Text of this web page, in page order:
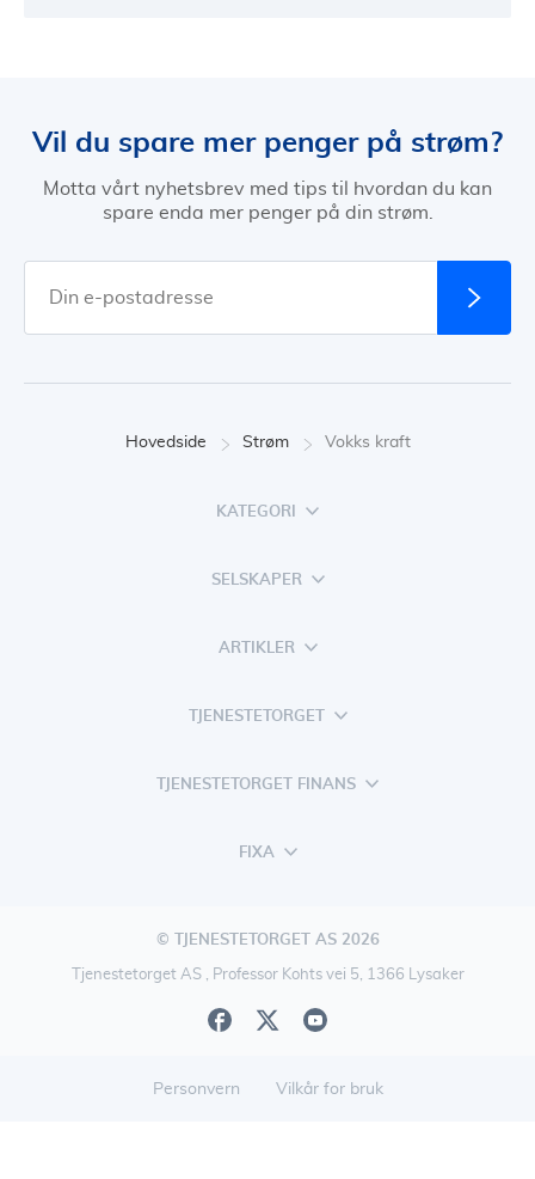
Vil du spare mer penger på strøm?
Motta vårt nyhetsbrev med tips til hvordan du kan
spare enda mer penger på din strøm.
Hovedside Strøm Vokks kraft
KATEGORI
SELSKAPER
ARTIKLER
TJENESTETORGET
TJENESTETORGET FINANS
FIXA
© TJENESTETORGET AS 2026
Tjenestetorget AS , Professor Kohts vei 5, 1366 Lysaker
Personvern Vilkår for bruk